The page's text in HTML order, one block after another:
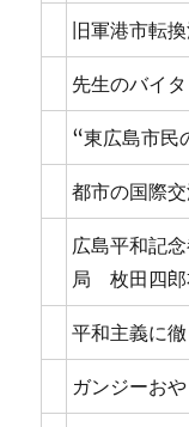
旧軍港市転
先生のバイ
“東広島市
都市の国際
広島平和記
局 枚田四
平和主義に
ガンジーお